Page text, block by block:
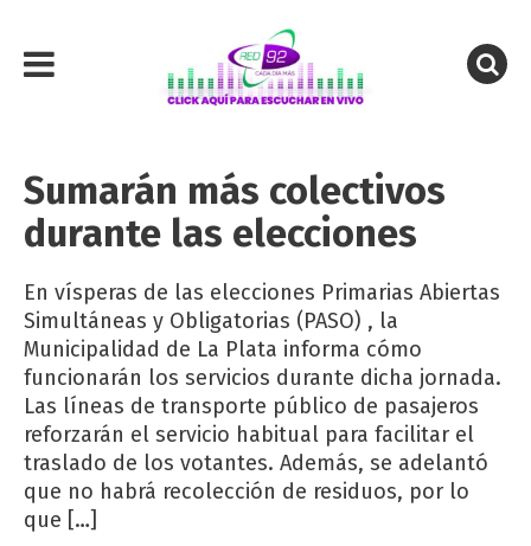
Sumarán más colectivos
durante las elecciones
En vísperas de las elecciones Primarias Abiertas
Simultáneas y Obligatorias (PASO) , la
Municipalidad de La Plata informa cómo
funcionarán los servicios durante dicha jornada.
Las líneas de transporte público de pasajeros
reforzarán el servicio habitual para facilitar el
traslado de los votantes. Además, se adelantó
que no habrá recolección de residuos, por lo
que […]